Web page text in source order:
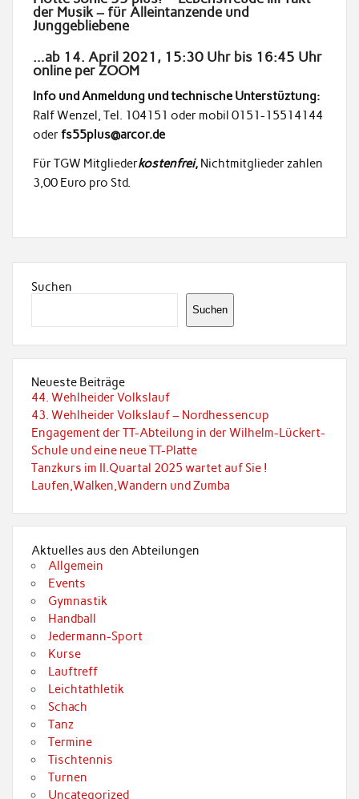
der Musik – für Alleintanzende und
Junggebliebene
…ab 14. April 2021, 15:30 Uhr bis 16:45 Uhr
online per ZOOM
Info und Anmeldung und technische Unterstüztung:
Ralf Wenzel, Tel. 104151 oder mobil 0151-15514144
oderfs55plus@arcor.de
Für TGW Mitgliederkostenfrei, Nichtmitglieder zahlen
3,00 Euro pro Std.
Suchen
Suchen
Neueste Beiträge
44. Wehlheider Volkslauf
43. Wehlheider Volkslauf – Nordhessencup
Engagement der TT-Abteilung in der Wilhelm-Lückert-
Schule und eine neue TT-Platte
Tanzkurs im II.Quartal 2025 wartet auf Sie !
Laufen,Walken,Wandern und Zumba
Aktuelles aus den Abteilungen
Allgemein
Events
Gymnastik
Handball
Jedermann-Sport
Kurse
Lauftreff
Leichtathletik
Schach
Tanz
Termine
Tischtennis
Turnen
Uncategorized